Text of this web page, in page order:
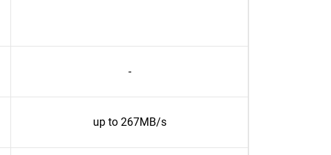
-
up to 267MB/s